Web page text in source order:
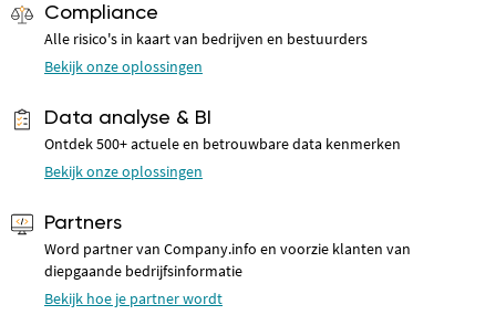
Compliance
Alle risico's in kaart van bedrijven en bestuurders
Bekijk onze oplossingen
Data analyse & BI
Ontdek 500+ actuele en betrouwbare data kenmerken
Bekijk onze oplossingen
Partners
Word partner van Company.info en voorzie klanten van
diepgaande bedrijfsinformatie
Bekijk hoe je partner wordt